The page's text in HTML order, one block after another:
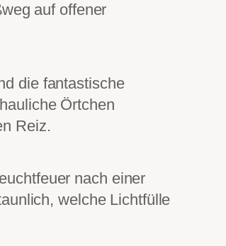
auf offener
die fantastische
Örtchen
Reiz.
nach einer
welche Lichtfülle